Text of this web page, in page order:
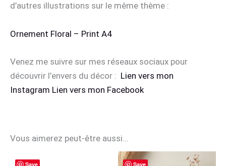
d’autres illustrations sur le même thème :
Ornement Floral – Print A4
Venez me suivre sur mes réseaux sociaux pour
découvrir l’envers du décor : Lien vers mon
Instagram Lien vers mon Facebook
Vous aimerez peut-être aussi…
Save Save